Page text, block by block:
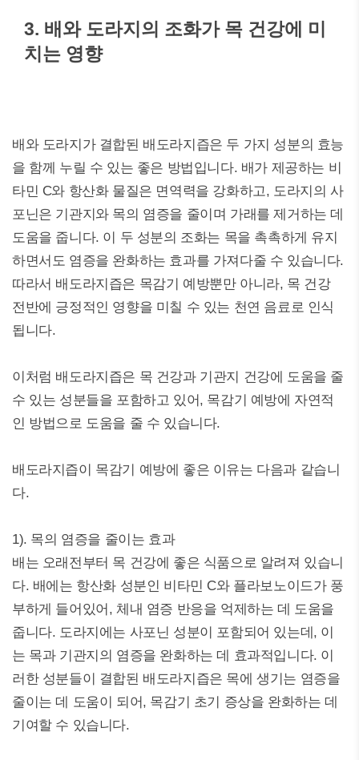
3. 배와 도라지의 조화가 목 건강에 미
치는 영향
배와 도라지가 결합된 배도라지즙은 두 가지 성분의 효능
을 함께 누릴 수 있는 좋은 방법입니다. 배가 제공하는 비
타민 C와 항산화 물질은 면역력을 강화하고, 도라지의 사
포닌은 기관지와 목의 염증을 줄이며 가래를 제거하는 데
도움을 줍니다. 이 두 성분의 조화는 목을 촉촉하게 유지
하면서도 염증을 완화하는 효과를 가져다줄 수 있습니다.
따라서 배도라지즙은 목감기 예방뿐만 아니라, 목 건강
전반에 긍정적인 영향을 미칠 수 있는 천연 음료로 인식
됩니다.
이처럼 배도라지즙은 목 건강과 기관지 건강에 도움을 줄
수 있는 성분들을 포함하고 있어, 목감기 예방에 자연적
인 방법으로 도움을 줄 수 있습니다.
배도라지즙이 목감기 예방에 좋은 이유는 다음과 같습니
다.
1). 목의 염증을 줄이는 효과
배는 오래전부터 목 건강에 좋은 식품으로 알려져 있습니
다. 배에는 항산화 성분인 비타민 C와 플라보노이드가 풍
부하게 들어있어, 체내 염증 반응을 억제하는 데 도움을
줍니다. 도라지에는 사포닌 성분이 포함되어 있는데, 이
는 목과 기관지의 염증을 완화하는 데 효과적입니다. 이
러한 성분들이 결합된 배도라지즙은 목에 생기는 염증을
줄이는 데 도움이 되어, 목감기 초기 증상을 완화하는 데
기여할 수 있습니다.